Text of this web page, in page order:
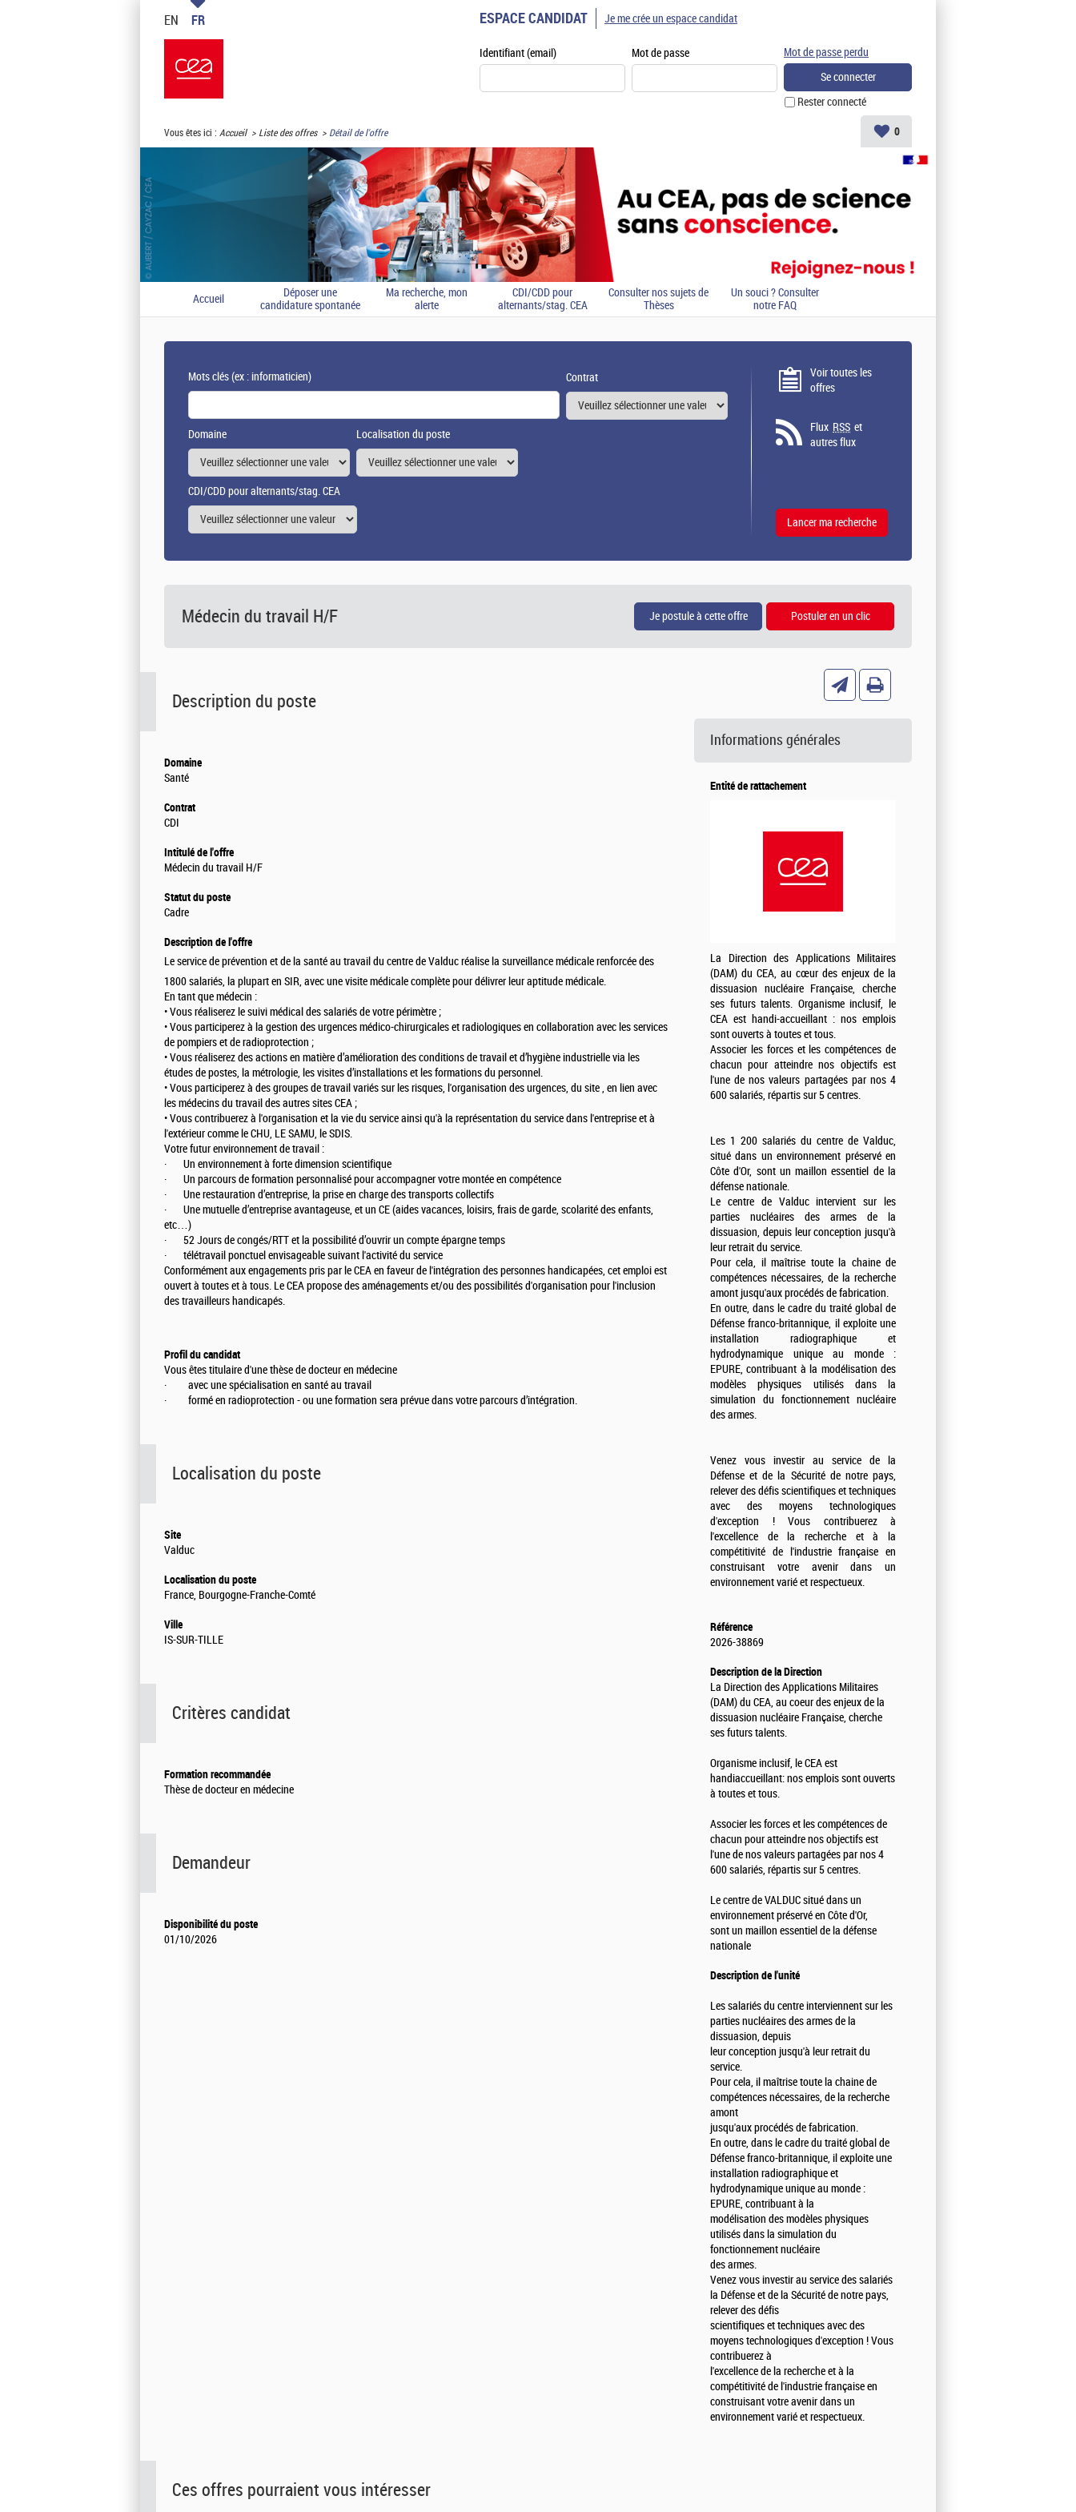
EN FR ESPACE CANDIDAT
Identifiant (email) Mot de passe
Rester connecté
Mot de passe perdu
Je me crée un espace candidat
Vous êtes ici : Accueil Liste des offres Détail de l'offre 0
Accueil
Déposer une
candidature spontanée
Ma recherche, mon
alerte
CDI/CDD pour
alternants/stag. CEA
Consulter nos sujets de
Thèses
Un souci ? Consulter
notre FAQ
Mots clés(ex : informaticien) Contrat
Domaine Localisation du poste
CDI/CDD pour alternants/stag. CEA
Voir toutes les
offres
Flux RSS et
autres flux
Médecin du travail H/F
Description du poste
Domaine
Santé
Contrat
CDI
Intitulé de l'offre
Médecin du travail H/F
Statut du poste
Cadre
Description de l'offre
Le service de prévention et de la santé au travail du centre de Valduc réalise la surveillance médicale renforcée des
1800 salariés, la plupart en SIR, avec une visite médicale complète pour délivrer leur aptitude médicale.
En tant que médecin :
• Vous réaliserez le suivi médical des salariés de votre périmètre ;
• Vous participerez à la gestion des urgences médico-chirurgicales et radiologiques en collaboration avec les services
de pompiers et de radioprotection ;
• Vous réaliserez des actions en matière d’amélioration des conditions de travail et d’hygiène industrielle via les
études de postes, la métrologie, les visites d’installations et les formations du personnel.
• Vous participerez à des groupes de travail variés sur les risques, l'organisation des urgences, du site , en lien avec
les médecins du travail des autres sites CEA ;
• Vous contribuerez à l'organisation et la vie du service ainsi qu'à la représentation du service dans l'entreprise et à
l'extérieur comme le CHU, LE SAMU, le SDIS.
Votre futur environnement de travail :
· Un environnement à forte dimension scientifique
· Un parcours de formation personnalisé pour accompagner votre montée en compétence
· Une restauration d’entreprise, la prise en charge des transports collectifs
· Une mutuelle d’entreprise avantageuse, et un CE (aides vacances, loisirs, frais de garde, scolarité des enfants,
etc…)
· 52 Jours de congés/RTT et la possibilité d’ouvrir un compte épargne temps
· télétravail ponctuel envisageable suivant l'activité du service
Conformément aux engagements pris par le CEA en faveur de l'intégration des personnes handicapées, cet emploi est
ouvert à toutes et à tous. Le CEA propose des aménagements et/ou des possibilités d'organisation pour l'inclusion
des travailleurs handicapés.
Profil du candidat
Vous êtes titulaire d'une thèse de docteur en médecine
· avec une spécialisation en santé au travail
· formé en radioprotection - ou une formation sera prévue dans votre parcours d’intégration.
Localisation du poste
Site
Valduc
Localisation du poste
France, Bourgogne-Franche-Comté
Ville
IS-SUR-TILLE
Critères candidat
Formation recommandée
Thèse de docteur en médecine
Demandeur
Disponibilité du poste
01/10/2026
Informations générales
Entité de rattachement
La Direction des Applications Militaires
(DAM) du CEA, au cœur des enjeux de la
dissuasion nucléaire Française, cherche
ses futurs talents. Organisme inclusif, le
CEA est handi-accueillant : nos emplois
sont ouverts à toutes et tous.
Associer les forces et les compétences de
chacun pour atteindre nos objectifs est
l'une de nos valeurs partagées par nos 4
600 salariés, répartis sur 5 centres.
Les 1 200 salariés du centre de Valduc,
situé dans un environnement préservé en
Côte d'Or, sont un maillon essentiel de la
défense nationale.
Le centre de Valduc intervient sur les
parties nucléaires des armes de la
dissuasion, depuis leur conception jusqu'à
leur retrait du service.
Pour cela, il maîtrise toute la chaine de
compétences nécessaires, de la recherche
amont jusqu'aux procédés de fabrication.
En outre, dans le cadre du traité global de
Défense franco-britannique, il exploite une
installation radiographique et
hydrodynamique unique au monde :
EPURE, contribuant à la modélisation des
modèles physiques utilisés dans la
simulation du fonctionnement nucléaire
des armes.
Venez vous investir au service de la
Défense et de la Sécurité de notre pays,
relever des défis scientifiques et techniques
avec des moyens technologiques
d'exception ! Vous contribuerez à
l'excellence de la recherche et à la
compétitivité de l'industrie française en
construisant votre avenir dans un
environnement varié et respectueux.
Référence
2026-38869
Description de la Direction
La Direction des Applications Militaires
(DAM) du CEA, au coeur des enjeux de la
dissuasion nucléaire Française, cherche
ses futurs talents.
Organisme inclusif, le CEA est
handiaccueillant: nos emplois sont ouverts
à toutes et tous.
Associer les forces et les compétences de
chacun pour atteindre nos objectifs est
l'une de nos valeurs partagées par nos 4
600 salariés, répartis sur 5 centres.
Le centre de VALDUC situé dans un
environnement préservé en Côte d'Or,
sont un maillon essentiel de la défense
nationale
Description de l'unité
Les salariés du centre interviennent sur les
parties nucléaires des armes de la
dissuasion, depuis
leur conception jusqu'à leur retrait du
service.
Pour cela, il maîtrise toute la chaine de
compétences nécessaires, de la recherche
amont
jusqu'aux procédés de fabrication.
En outre, dans le cadre du traité global de
Défense franco-britannique, il exploite une
installation radiographique et
hydrodynamique unique au monde :
EPURE, contribuant à la
modélisation des modèles physiques
utilisés dans la simulation du
fonctionnement nucléaire
des armes.
Venez vous investir au service des salariés
la Défense et de la Sécurité de notre pays,
relever des défis
scientifiques et techniques avec des
moyens technologiques d'exception ! Vous
contribuerez à
l'excellence de la recherche et à la
compétitivité de l'industrie française en
construisant votre avenir dans un
environnement varié et respectueux.
Ces offres pourraient vous intéresser